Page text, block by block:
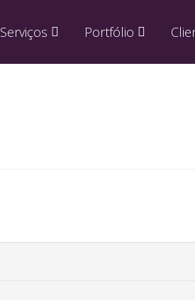
Serviços Portfólio